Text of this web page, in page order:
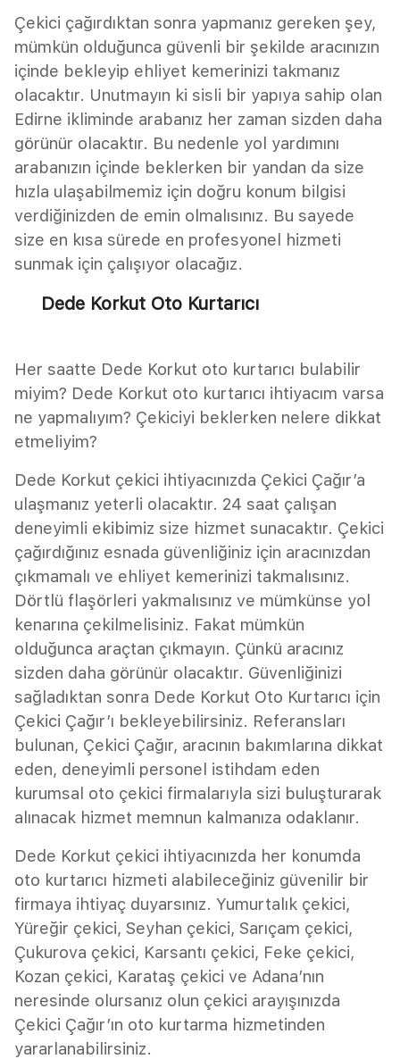
Çekici çağırdıktan sonra yapmanız gereken şey,
mümkün olduğunca güvenli bir şekilde aracınızın
içinde bekleyip ehliyet kemerinizi takmanız
olacaktır. Unutmayın ki sisli bir yapıya sahip olan
Edirne ikliminde arabanız her zaman sizden daha
görünür olacaktır. Bu nedenle yol yardımını
arabanızın içinde beklerken bir yandan da size
hızla ulaşabilmemiz için doğru konum bilgisi
verdiğinizden de emin olmalısınız. Bu sayede
size en kısa sürede en profesyonel hizmeti
sunmak için çalışıyor olacağız.
Dede Korkut Oto Kurtarıcı
Her saatte Dede Korkut oto kurtarıcı bulabilir
miyim? Dede Korkut oto kurtarıcı ihtiyacım varsa
ne yapmalıyım? Çekiciyi beklerken nelere dikkat
etmeliyim?
Dede Korkut çekici ihtiyacınızda Çekici Çağır’a
ulaşmanız yeterli olacaktır. 24 saat çalışan
deneyimli ekibimiz size hizmet sunacaktır. Çekici
çağırdığınız esnada güvenliğiniz için aracınızdan
çıkmamalı ve ehliyet kemerinizi takmalısınız.
Dörtlü flaşörleri yakmalısınız ve mümkünse yol
kenarına çekilmelisiniz. Fakat mümkün
olduğunca araçtan çıkmayın. Çünkü aracınız
sizden daha görünür olacaktır. Güvenliğinizi
sağladıktan sonra Dede Korkut Oto Kurtarıcı için
Çekici Çağır’ı bekleyebilirsiniz. Referansları
bulunan, Çekici Çağır, aracının bakımlarına dikkat
eden, deneyimli personel istihdam eden
kurumsal oto çekici firmalarıyla sizi buluşturarak
alınacak hizmet memnun kalmanıza odaklanır.
Dede Korkut çekici ihtiyacınızda her konumda
oto kurtarıcı hizmeti alabileceğiniz güvenilir bir
firmaya ihtiyaç duyarsınız. Yumurtalık çekici,
Yüreğir çekici, Seyhan çekici, Sarıçam çekici,
Çukurova çekici, Karsantı çekici, Feke çekici,
Kozan çekici, Karataş çekici ve Adana’nın
neresinde olursanız olun çekici arayışınızda
Çekici Çağır’ın oto kurtarma hizmetinden
yararlanabilirsiniz.